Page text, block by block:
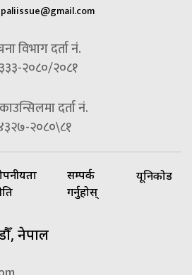
विभाग दर्ता नं.
२०८०/२०८१
दर्ता नं.
२०८०\८१
सम्पर्क
गर्नुहोस्
यूनिकोड
नेपाल